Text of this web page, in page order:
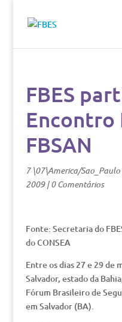
FBES
Encontro
FBSAN
7 \07\America/
2009|0 Comentários
Fonte: Secretaria do
do CONSEA
Entre os dias 27 e 29 de
Salvador, estado da
Fórum Brasileiro de
em Salvador (BA).